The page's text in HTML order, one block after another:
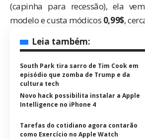
(capinha para recessão), ela
modelo e custa módicos 0,99$,
Leia também:
South Park tira sarro de Tim Cook em
episódio que zomba de Trump e da
cultura tech
Novo hack possibilita instalar a Apple
Intelligence no iPhone 4
Tarefas do cotidiano agora contarão
como Exercício no Apple Watch